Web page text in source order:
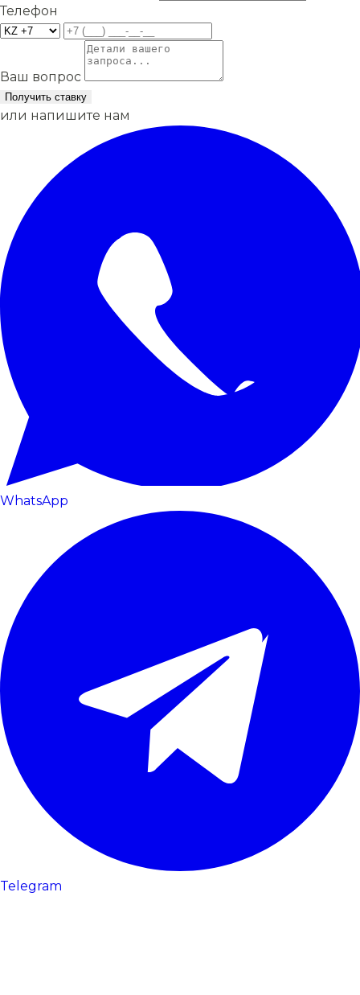
Телефон
Ваш вопрос
Получить ставку
или напишите нам
WhatsApp
Telegram